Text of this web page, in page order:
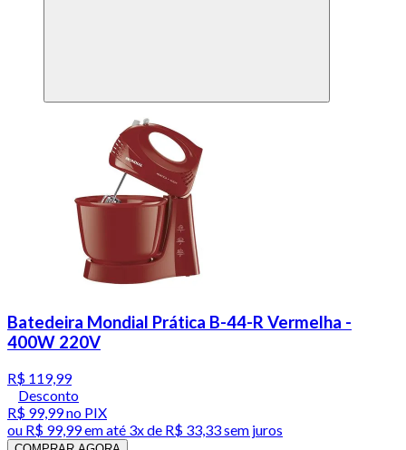
Batedeira Mondial Prática B-44-R Vermelha -
400W 220V
R$ 119,99
Desconto
R$ 99,99no PIX
ou R$ 99,99em até 3x de R$ 33,33 sem juros